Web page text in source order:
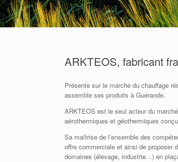
ARKTEOS, fabricant
Présente sur le marché du chauffage
assemble ses produits à Guérande.
ARKTEOS est le seul acteur du
aérothermiques et géothermiques
Sa maîtrise de l’ensemble des
offre commerciale et ainsi de proposer
domaines (élevage, industrie…) en